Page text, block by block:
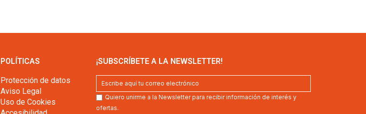
POLÍTICAS
Protección de datos
Aviso Legal
Uso de Cookies
¡SUBSCRÍBETE A LA NEWSLETTER!
Quiero unirme a la Newsletter para recibir información de interés y
ofertas.